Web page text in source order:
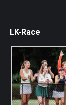
LK-Race